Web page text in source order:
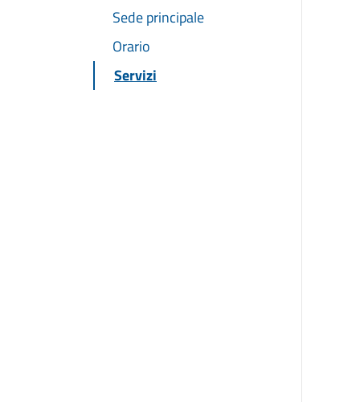
Sede principale
Orario
Servizi